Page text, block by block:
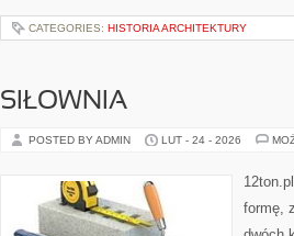
CATEGORIES: HISTORIA ARCHITEKTURY
SIŁOWNIA
POSTED BY ADMIN LUT - 24 - 2026
formę,